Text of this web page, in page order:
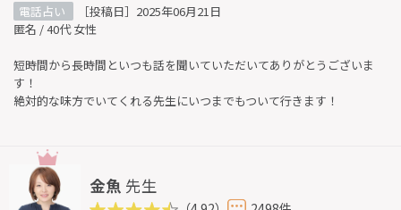
電話占い
［投稿日］2025年06月21日
匿名 / 40代 女性
短時間から長時間といつも話を聞いていただいてありがとうございま
す！
絶対的な味方でいてくれる先生にいつまでもついて行きます！
金魚 先生